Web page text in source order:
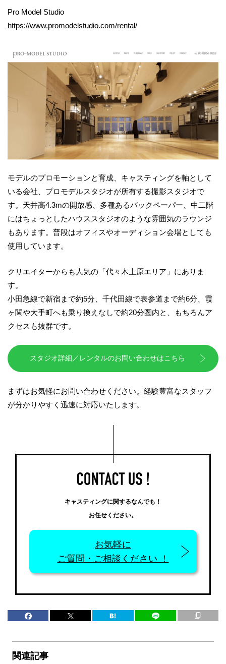
Pro Model Studio
https://www.promodelstudio.com/rental/
モデルのプロモーションと育成、キャスティングを軸として
いる会社、プロモデルスタジオが所有する撮影スタジオで
す。天井高4.3mの開放感、多種あるバックペーパー、中二階
にはちょっとしたハウススタジオのような雰囲気のラウンジ
もあります。普段はオフィスやオーディション会場としても
使用しています。
クリエイターからも人気の「代々木上原エリア」にありま
す。
小田急線で新宿まで約5分、千代田線で表参道まで約6分、霞
ヶ関や大手町へも乗り換えなしで約20分圏内と、もちろんア
クセスも抜群です。
スタジオ詳細／レンタルのお問い合わせはこちら
まずはお気軽にお問い合わせください。経験豊富なスタッフ
が分かりやすく迅速に対応いたします。
キャスティングに関するなんでも！
お任せください。
お気軽に
ご質問・ご相談ください ！
関連記事